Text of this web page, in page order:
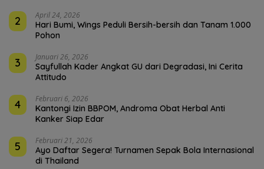
2 April 24, 2026
Hari Bumi, Wings Peduli Bersih-bersih dan Tanam 1.000
Pohon
3 Januari 26, 2026
Sayfullah Kader Angkat GU dari Degradasi, Ini Cerita
Attitudo
4 Februari 6, 2026
Kantongi Izin BBPOM, Androma Obat Herbal Anti
Kanker Siap Edar
5 Februari 21, 2026
Ayo Daftar Segera! Turnamen Sepak Bola Internasional
di Thailand